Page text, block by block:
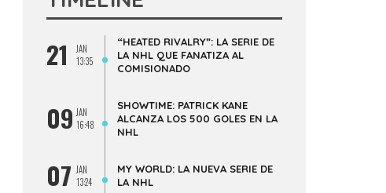
21
JAN
13:35
“HEATED RIVALRY”: LA SERIE DE
LA NHL QUE FANATIZA AL
COMISIONADO
09 JAN
16:48
SHOWTIME: PATRICK KANE
ALCANZA LOS 500 GOLES EN LA
NHL
07 JAN
13:24
MY WORLD: LA NUEVA SERIE DE
LA NHL